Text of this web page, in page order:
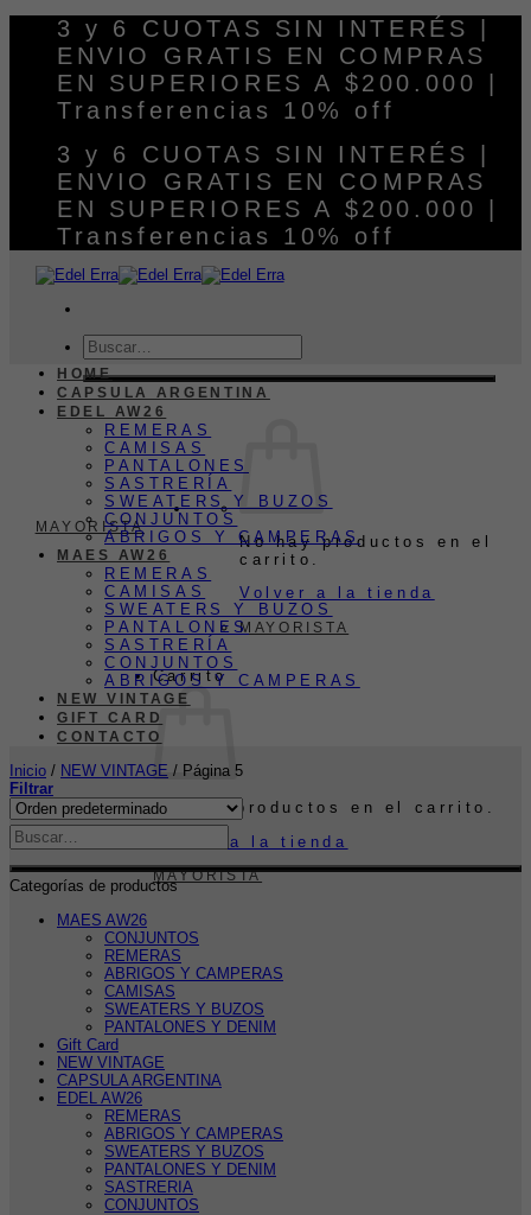
contenido
3 y 6 CUOTAS SIN INTERÉS |
ENVIO GRATIS EN COMPRAS
EN SUPERIORES A $200.000 |
Transferencias 10% off
3 y 6 CUOTAS SIN INTERÉS |
ENVIO GRATIS EN COMPRAS
EN SUPERIORES A $200.000 |
Transferencias 10% off
Buscar
por:
MAYORISTA
No hay productos en el
carrito.
Volver a la tienda
MAYORISTA
Carrito
No hay productos en el carrito.
Volver a la tienda
MAYORISTA
HOME
CAPSULA ARGENTINA
EDEL AW26
REMERAS
CAMISAS
PANTALONES
SASTRERÍA
SWEATERS Y BUZOS
CONJUNTOS
ABRIGOS Y CAMPERAS
MAES AW26
REMERAS
CAMISAS
SWEATERS Y BUZOS
PANTALONES
SASTRERÍA
CONJUNTOS
ABRIGOS Y CAMPERAS
NEW VINTAGE
GIFT CARD
CONTACTO
Inicio / NEW VINTAGE / Página 5
Filtrar
Categorías de productos
MAES AW26
CONJUNTOS
REMERAS
ABRIGOS Y CAMPERAS
CAMISAS
SWEATERS Y BUZOS
PANTALONES Y DENIM
Gift Card
NEW VINTAGE
CAPSULA ARGENTINA
EDEL AW26
REMERAS
ABRIGOS Y CAMPERAS
SWEATERS Y BUZOS
PANTALONES Y DENIM
SASTRERIA
CONJUNTOS